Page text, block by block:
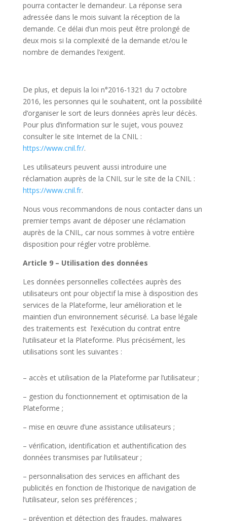
pourra contacter le demandeur. La réponse sera
adressée dans le mois suivant la réception de la
demande. Ce délai d’un mois peut être prolongé de
deux mois si la complexité de la demande et/ou le
nombre de demandes l’exigent.
De plus, et depuis la loi n°2016-1321 du 7 octobre
2016, les personnes qui le souhaitent, ont la possibilité
d’organiser le sort de leurs données après leur décès.
Pour plus d’information sur le sujet, vous pouvez
consulter le site Internet de la CNIL :
https://www.cnil.fr/.
Les utilisateurs peuvent aussi introduire une
réclamation auprès de la CNIL sur le site de la CNIL :
https://www.cnil.fr.
Nous vous recommandons de nous contacter dans un
premier temps avant de déposer une réclamation
auprès de la CNIL, car nous sommes à votre entière
disposition pour régler votre problème.
Article 9 – Utilisation des données
Les données personnelles collectées auprès des
utilisateurs ont pour objectif la mise à disposition des
services de la Plateforme, leur amélioration et le
maintien d’un environnement sécurisé. La base légale
des traitements est l’exécution du contrat entre
l’utilisateur et la Plateforme. Plus précisément, les
utilisations sont les suivantes :
– accès et utilisation de la Plateforme par l’utilisateur ;
– gestion du fonctionnement et optimisation de la
Plateforme ;
– mise en œuvre d’une assistance utilisateurs ;
– vérification, identification et authentification des
données transmises par l’utilisateur ;
– personnalisation des services en affichant des
publicités en fonction de l’historique de navigation de
l’utilisateur, selon ses préférences ;
– prévention et détection des fraudes, malwares